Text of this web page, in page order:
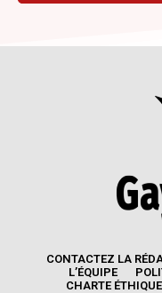
CONTACTEZ LA
L’ÉQUIPE
CHARTE ÉTHIQUE